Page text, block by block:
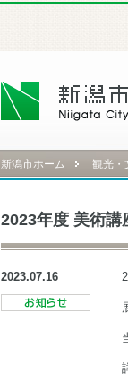
新潟市ホーム 観光・
2023年度 美術講
2023.07.16